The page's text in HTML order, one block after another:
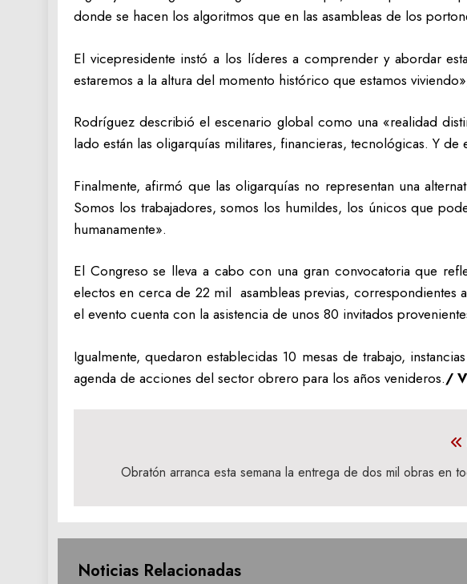
donde se hacen los algoritmos que en las asambleas de los
El vicepresidente instó a los líderes a comprender y abordar
estaremos a la altura del momento histórico que estamos
Rodríguez describió el escenario global como una «realidad
lado están las oligarquías militares, financieras, tecnológicas. Y
Finalmente, afirmó que las oligarquías no representan una
Somos los trabajadores, somos los humildes, los únicos que
humanamente».
El Congreso se lleva a cabo con una gran convocatoria que
electos en cerca de 22 mil asambleas previas, correspondientes
el evento cuenta con la asistencia de unos 80 invitados
Igualmente, quedaron establecidas 10 mesas de trabajo,
agenda de acciones del sector obrero para los años venideros./
entradas
Obratón arranca esta semana la entrega de dos mil obras en
Noticias Relacionadas